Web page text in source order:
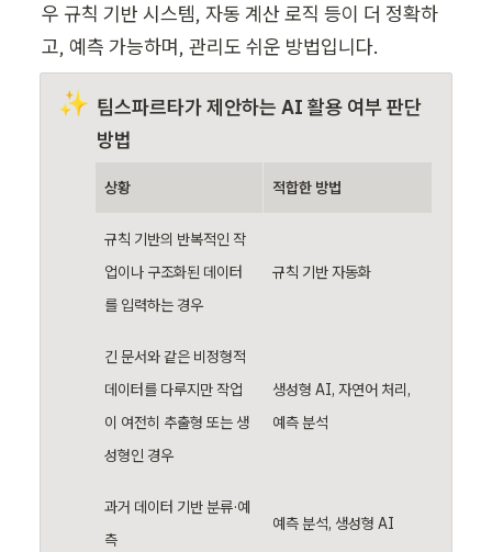
우 규칙 기반 시스템, 자동 계산 로직 등이 더 정확하
고, 예측 가능하며, 관리도 쉬운 방법입니다.
✨ 팀스파르타가 제안하는 AI 활용 여부 판단
방법
상황 적합한 방법
규칙 기반의 반복적인 작
업이나 구조화된 데이터
를 입력하는 경우
규칙 기반 자동화
긴 문서와 같은 비정형적
데이터를 다루지만 작업
이 여전히 추출형 또는 생
성형인 경우
생성형 AI, 자연어 처리,
예측 분석
과거 데이터 기반 분류·예
측
예측 분석, 생성형 AI